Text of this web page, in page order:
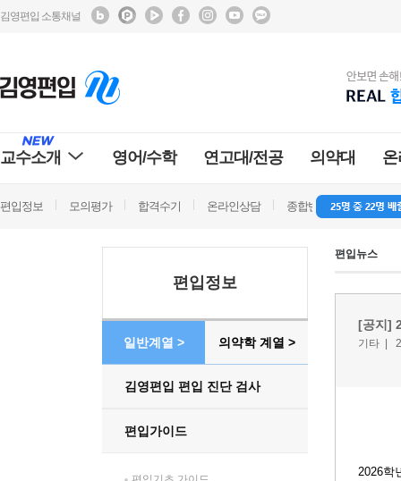
김영편입 소통채널
교수소개 영어/수학 연고대/전공 의약대
편입정보 모의평가 합격수기 온라인상담 종합반 방문상담
편입정보
일반계열 > 의약학 계열 >
김영편입 편입 진단 검사
편입가이드
편입뉴스
[공지]
기타 |
2026학